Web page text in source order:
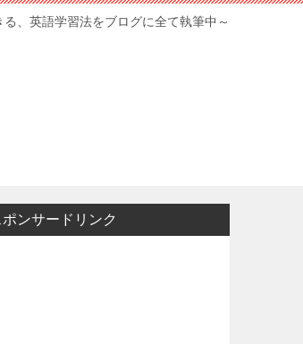
、英語学習法をブログに全て執筆中～
ポンサードリンク